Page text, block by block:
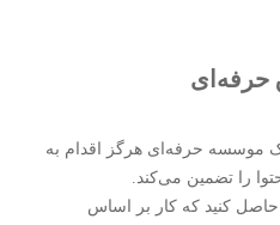
حرفه‌ای
موسسه حرفه‌ای هرگز اقدام به
را تضمین می‌کند.
حاصل کنید که کار بر اساس